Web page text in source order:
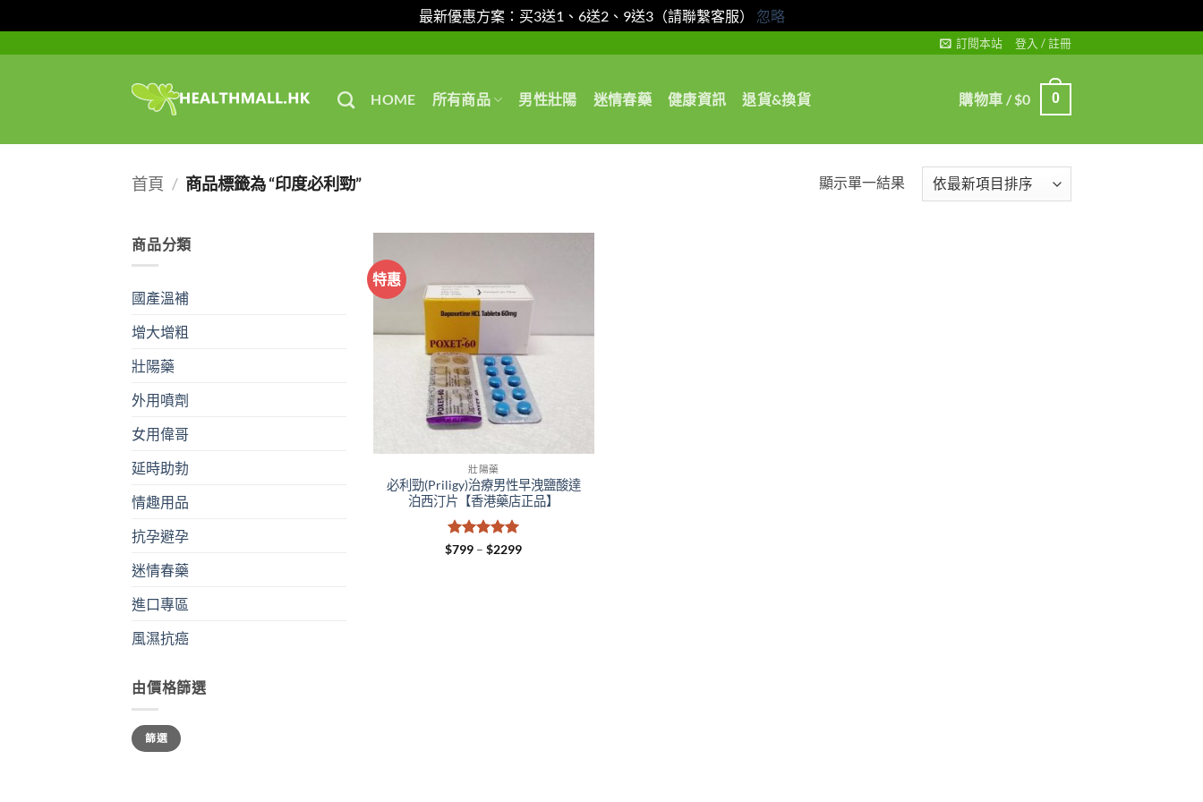
最新優惠方案：买3送1、6送2、9送3（請聯繫客服） 忽略
訂閱本站 登入 / 註冊
HOME 所有商品 男性壯陽 迷情春藥 健康資訊 退貨&換貨 購物車 /$0 0
首頁 / 商品標籤為 “印度必利勁” 顯示單一結果
商品分類
國產溫補
增大增粗
壯陽藥
外用噴劑
女用偉哥
延時助勃
情趣用品
抗孕避孕
迷情春藥
進口專區
風濕抗癌
由價格篩選
最
低
價
最
高
價
篩選
特惠
壯陽藥
必利勁(Priligy)治療男性早洩鹽酸達
泊西汀片【香港藥店正品】
評分 5滿
$799 – $2299Price